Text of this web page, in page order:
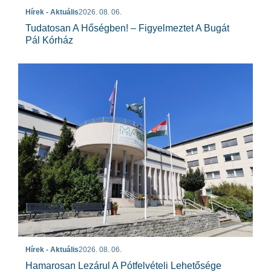
Hírek - Aktuális2026. 08. 06.
Tudatosan A Hőségben! – Figyelmeztet A Bugát
Pál Kórház
Hírek - Aktuális2026. 08. 06.
Hamarosan Lezárul A Pótfelvételi Lehetősége